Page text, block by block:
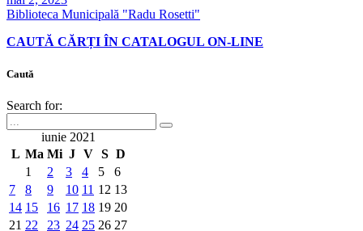
Biblioteca Municipală "Radu Rosetti"
CAUTĂ CĂRȚI ÎN CATALOGUL ON-LINE
Caută
Search for:
iunie 2021
L Ma Mi J V S D
1
2 3 4 5
6
7
8 9 10 11 12 13
14 15 16 17 18 19 20
21 22 23 24 25 26 27